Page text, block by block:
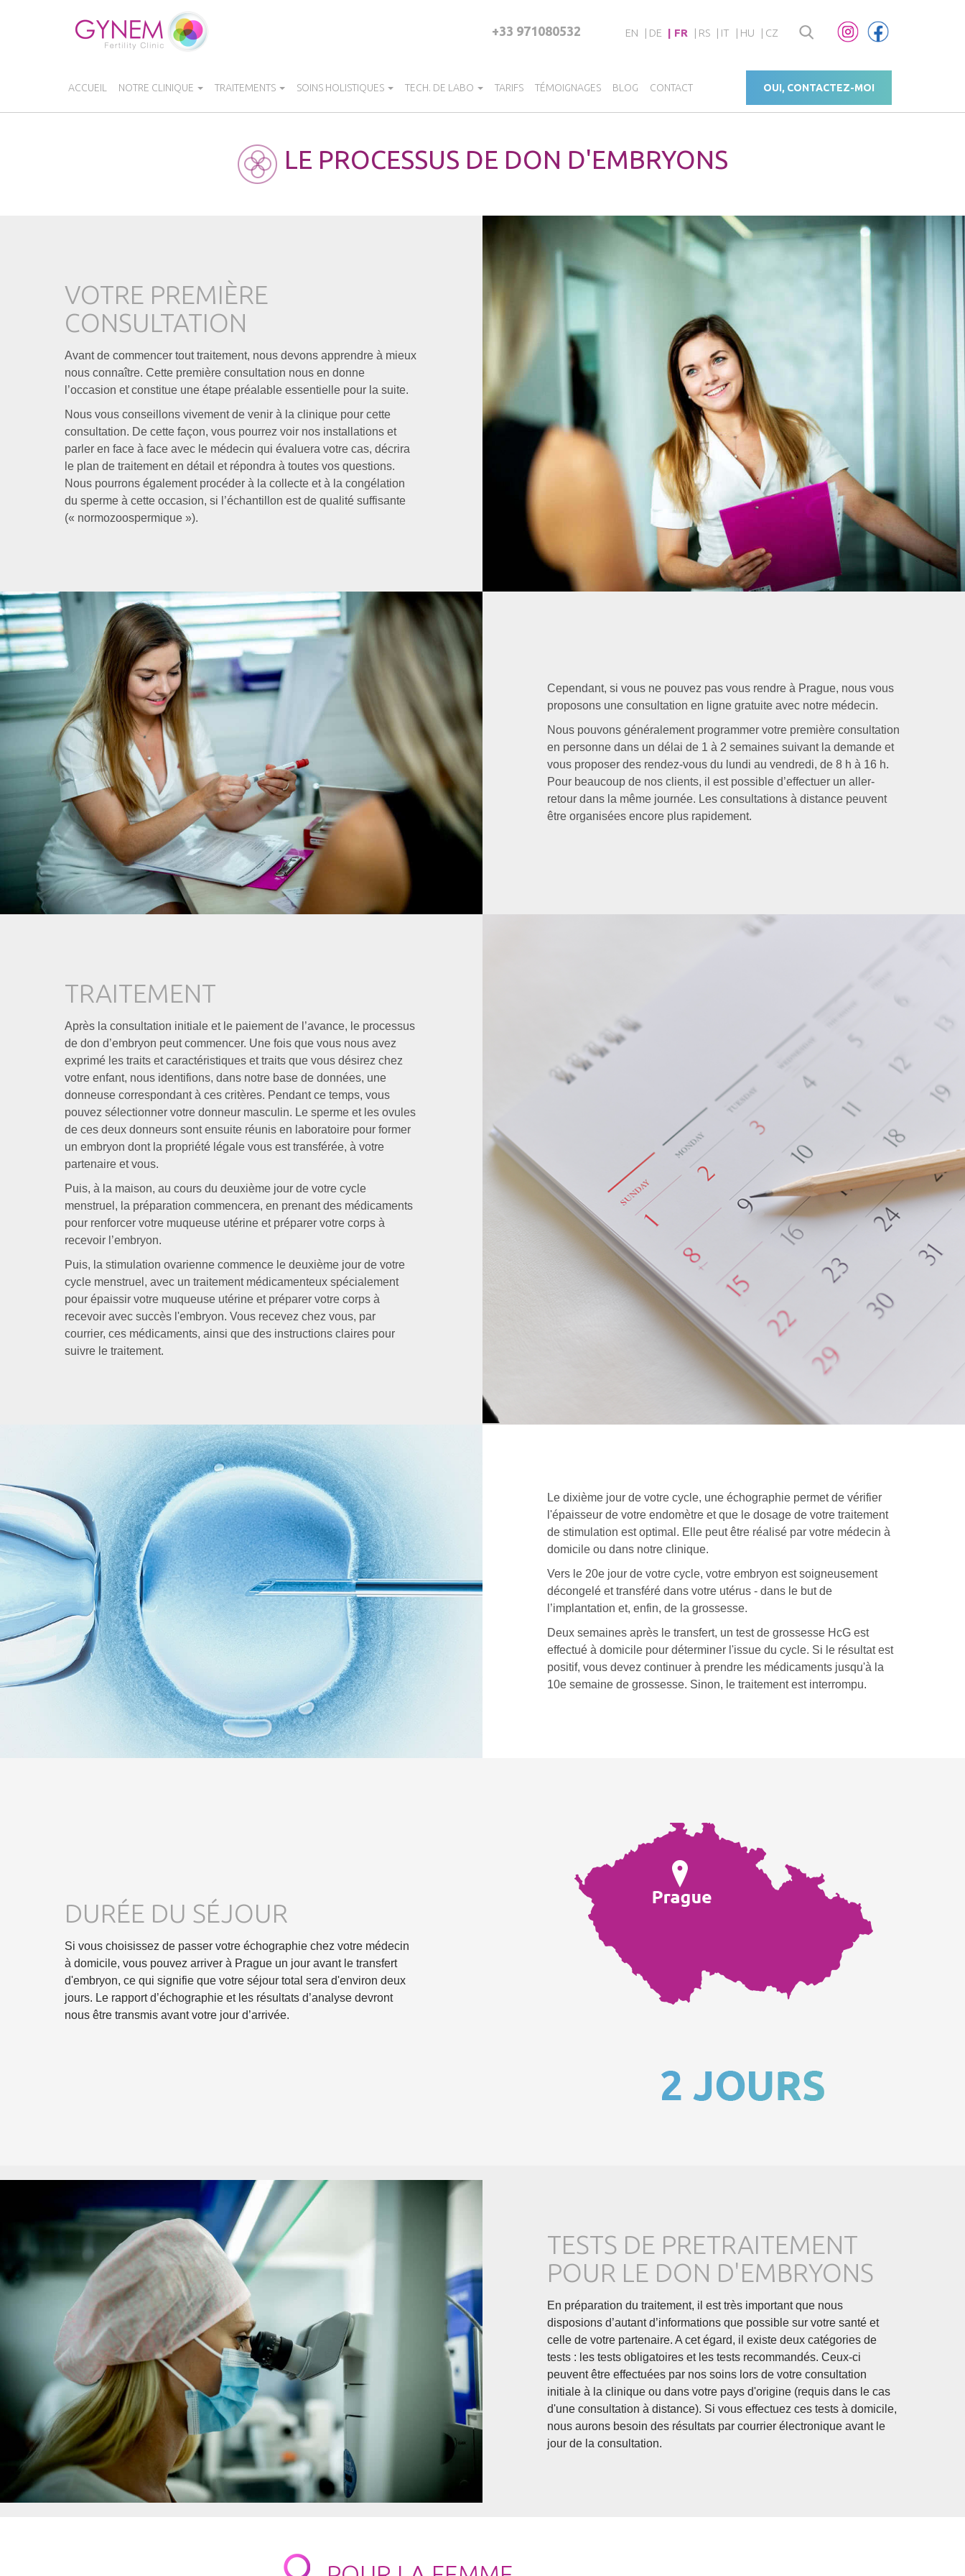
EN DE FR RS IT HU CZ
+33 971080532
ACCUEIL NOTRE CLINIQUE TRAITEMENTS SOINS HOLISTIQUES TECH. DE LABO TARIFS TÉMOIGNAGES BLOG CONTACT OUI, CONTACTEZ-MOI
LE PROCESSUS DE DON D'EMBRYONS
VOTRE PREMIÈRE
CONSULTATION
Avant de commencer tout traitement, nous devons apprendre à mieux
nous connaître. Cette première consultation nous en donne
l’occasion et constitue une étape préalable essentielle pour la suite.
Nous vous conseillons vivement de venir à la clinique pour cette
consultation. De cette façon, vous pourrez voir nos installations et
parler en face à face avec le médecin qui évaluera votre cas, décrira
le plan de traitement en détail et répondra à toutes vos questions.
Nous pourrons également procéder à la collecte et à la congélation
du sperme à cette occasion, si l’échantillon est de qualité suffisante
(« normozoospermique »).
Cependant, si vous ne pouvez pas vous rendre à Prague, nous vous
proposons une consultation en ligne gratuite avec notre médecin.
Nous pouvons généralement programmer votre première consultation
en personne dans un délai de 1 à 2 semaines suivant la demande et
vous proposer des rendez-vous du lundi au vendredi, de 8 h à 16 h.
Pour beaucoup de nos clients, il est possible d’effectuer un aller-
retour dans la même journée. Les consultations à distance peuvent
être organisées encore plus rapidement.
TRAITEMENT
Après la consultation initiale et le paiement de l’avance, le processus
de don d’embryon peut commencer. Une fois que vous nous avez
exprimé les traits et caractéristiques et traits que vous désirez chez
votre enfant, nous identifions, dans notre base de données, une
donneuse correspondant à ces critères. Pendant ce temps, vous
pouvez sélectionner votre donneur masculin. Le sperme et les ovules
de ces deux donneurs sont ensuite réunis en laboratoire pour former
un embryon dont la propriété légale vous est transférée, à votre
partenaire et vous.
Puis, à la maison, au cours du deuxième jour de votre cycle
menstruel, la préparation commencera, en prenant des médicaments
pour renforcer votre muqueuse utérine et préparer votre corps à
recevoir l’embryon.
Puis, la stimulation ovarienne commence le deuxième jour de votre
cycle menstruel, avec un traitement médicamenteux spécialement
pour épaissir votre muqueuse utérine et préparer votre corps à
recevoir avec succès l'embryon. Vous recevez chez vous, par
courrier, ces médicaments, ainsi que des instructions claires pour
suivre le traitement.
Le dixième jour de votre cycle, une échographie permet de vérifier
l'épaisseur de votre endomètre et que le dosage de votre traitement
de stimulation est optimal. Elle peut être réalisé par votre médecin à
domicile ou dans notre clinique.
Vers le 20e jour de votre cycle, votre embryon est soigneusement
décongelé et transféré dans votre utérus - dans le but de
l’implantation et, enfin, de la grossesse.
Deux semaines après le transfert, un test de grossesse HcG est
effectué à domicile pour déterminer l'issue du cycle. Si le résultat est
positif, vous devez continuer à prendre les médicaments jusqu'à la
10e semaine de grossesse. Sinon, le traitement est interrompu.
DURÉE DU SÉJOUR
Si vous choisissez de passer votre échographie chez votre médecin
à domicile, vous pouvez arriver à Prague un jour avant le transfert
d'embryon, ce qui signifie que votre séjour total sera d'environ deux
jours. Le rapport d’échographie et les résultats d’analyse devront
nous être transmis avant votre jour d’arrivée.
TESTS DE PRETRAITEMENT
POUR LE DON D'EMBRYONS
En préparation du traitement, il est très important que nous
disposions d’autant d’informations que possible sur votre santé et
celle de votre partenaire. A cet égard, il existe deux catégories de
tests : les tests obligatoires et les tests recommandés. Ceux-ci
peuvent être effectuées par nos soins lors de votre consultation
initiale à la clinique ou dans votre pays d'origine (requis dans le cas
d'une consultation à distance). Si vous effectuez ces tests à domicile,
nous aurons besoin des résultats par courrier électronique avant le
jour de la consultation.